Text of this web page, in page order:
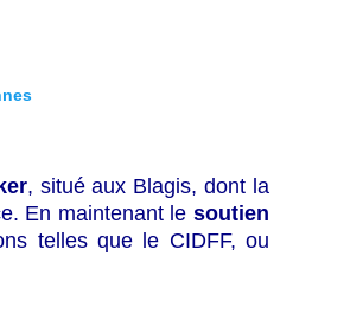
, situé aux Blagis, dont la
En maintenant le soutien
telles que le CIDFF, ou